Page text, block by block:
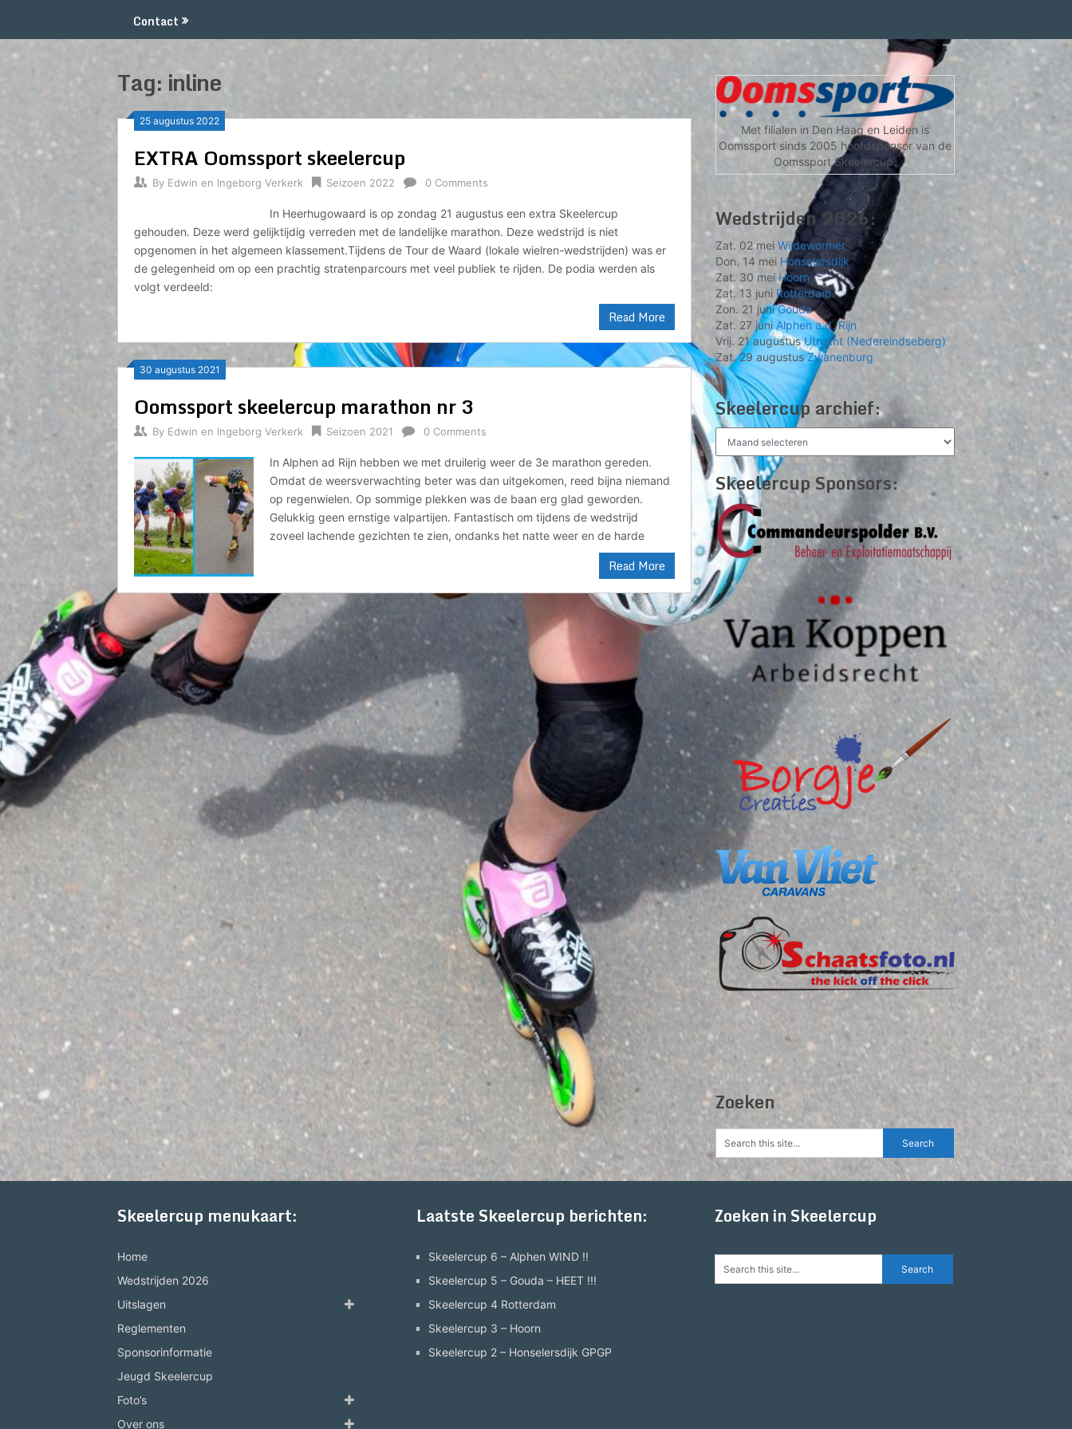
Contact
Tag: inline
25 augustus 2022
EXTRA Oomssport skeelercup
By Edwin en Ingeborg Verkerk Seizoen 2022 0 Comments
In Heerhugowaard is op zondag 21 augustus een extra Skeelercup
gehouden. Deze werd gelijktijdig verreden met de landelijke marathon. Deze wedstrijd is niet
opgenomen in het algemeen klassement.Tijdens de Tour de Waard (lokale wielren-wedstrijden) was er
de gelegenheid om op een prachtig stratenparcours met veel publiek te rijden. De podia werden als
volgt verdeeld:
Read More
30 augustus 2021
Oomssport skeelercup marathon nr 3
By Edwin en Ingeborg Verkerk Seizoen 2021 0 Comments
In Alphen ad Rijn hebben we met druilerig weer de 3e marathon gereden.
Omdat de weersverwachting beter was dan uitgekomen, reed bijna niemand
op regenwielen. Op sommige plekken was de baan erg glad geworden.
Gelukkig geen ernstige valpartijen. Fantastisch om tijdens de wedstrijd
zoveel lachende gezichten te zien, ondanks het natte weer en de harde
Read More
Met filialen in Den Haag en Leiden is
Oomssport sinds 2005 hoofdsponsor van de
Oomssport Skeelercup.
Wedstrijden 2026:
Zat. 02 mei Wijdewormer
Don. 14 mei Honselersdijk
Zat. 30 meiHoorn
Zat. 13 juni Rotterdam
Zon. 21 juniGouda
Zat. 27 juni Alphen a.d. Rijn
Vrij. 21 augustusUtrecht (Nedereindseberg)
Zat. 29 augustusZwanenburg
Skeelercup archief:
archief:
Skeelercup Sponsors:
Zoeken
Skeelercup menukaart:
Home
Wedstrijden 2026
Uitslagen
Reglementen
Sponsorinformatie
Jeugd Skeelercup
Foto’s
Over ons
Laatste Skeelercup berichten:
Skeelercup 6 – Alphen WIND !!
Skeelercup 5 – Gouda – HEET !!!
Skeelercup 4 Rotterdam
Skeelercup 3 – Hoorn
Skeelercup 2 – Honselersdijk GPGP
Zoeken in Skeelercup